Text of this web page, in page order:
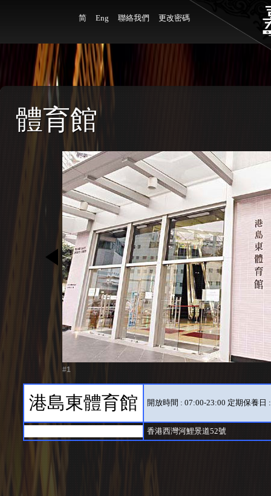
简 Eng 聯絡我們 更改密碼
體育館
#1
港島東體育館 開放時間 : 07:00-23:00 定期保養
香港西灣河鯉景道52號